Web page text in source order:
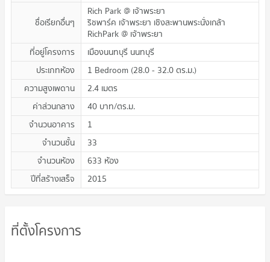
ชื่อเรียกอื่นๆ
Rich Park @ เจ้าพระยา
ริชพาร์ค เจ้าพระยา เชิงสะพานพระนั่งเกล้า
RichPark @ เจ้าพระยา
ที่อยู่โครงการ
เมืองนนทบุรี นนทบุรี
ประเภทห้อง
1 Bedroom (28.0 - 32.0ตร.ม.)
ความสูงเพดาน
2.4 เมตร
ค่าส่วนกลาง
40 บาท/ตร.ม.
จำนวนอาคาร
1
จำนวนชั้น
33
จำนวนห้อง
633 ห้อง
ปีที่สร้างเสร็จ
2015
ที่ตั้งโครงการ